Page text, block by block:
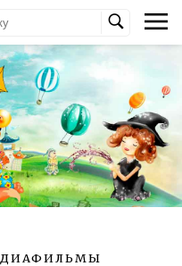
ДИАФИЛЬМЫ